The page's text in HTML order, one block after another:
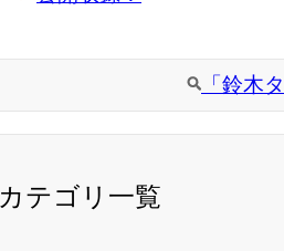
「鈴木
カテゴリ一覧